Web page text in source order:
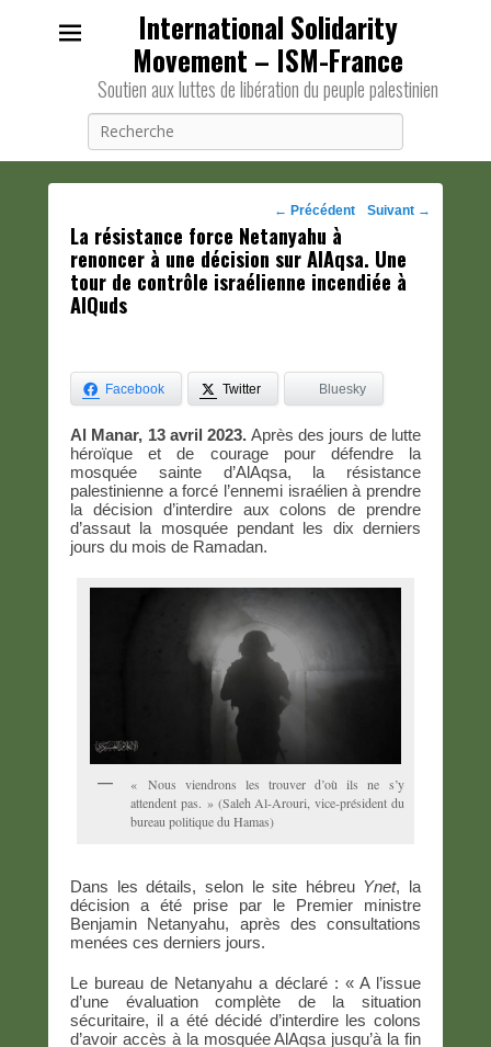
International Solidarity
Movement – ISM-France
Soutien aux luttes de libération du peuple palestinien
Navigation
des
posts
← Précédent Suivant →
La résistance force Netanyahu à
renoncer à une décision sur AlAqsa. Une
tour de contrôle israélienne incendiée à
AlQuds
Facebook Twitter Bluesky
Al Manar, 13 avril 2023. Après des jours de lutte
héroïque et de courage pour défendre la
mosquée sainte d’AlAqsa, la résistance
palestinienne a forcé l’ennemi israélien à prendre
la décision d’interdire aux colons de prendre
d’assaut la mosquée pendant les dix derniers
jours du mois de Ramadan.
« Nous viendrons les trouver d’où ils ne s’y
attendent pas. » (Saleh Al-Arouri, vice-président du
bureau politique du Hamas)
Dans les détails, selon le site hébreu Ynet, la
décision a été prise par le Premier ministre
Benjamin Netanyahu, après des consultations
menées ces derniers jours.
Le bureau de Netanyahu a déclaré : « A l’issue
d’une évaluation complète de la situation
sécuritaire, il a été décidé d’interdire les colons
d’avoir accès à la mosquée AlAqsa jusqu’à la fin